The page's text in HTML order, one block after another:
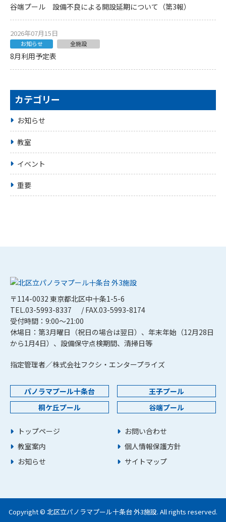
谷端プール 設備不良による開設延期について（第3報）
2026年07月15日
お知らせ 全施設
8月利用予定表
カテゴリー
お知らせ
教室
イベント
重要
〒114-0032 東京都北区中十条1-5-6
TEL.03-5993-8337
/ FAX.03-5993-8174
受付時間：9:00～21:00
休場日：第3月曜日（祝日の場合は翌日）、年末年始（12月28日
から1月4日）、設備保守点検期間、清掃日等
指定管理者／株式会社フクシ・エンタープライズ
パノラマプール十条台
王子プール
桐ケ丘プール
谷端プール
トップページ
教室案内
お知らせ
お問い合わせ
個人情報保護方針
サイトマップ
Copyright © 北区立パノラマプール十条台 外3施設. All rights reserved.